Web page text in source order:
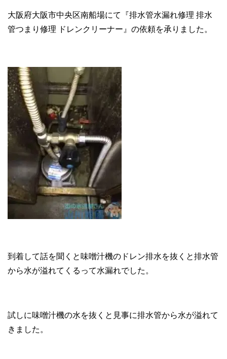
大阪府大阪市中央区南船場にて『排水管水漏れ修理 排水
管つまり修理 ドレンクリーナー』の依頼を承りました。
到着して話を聞くと味噌汁機のドレン排水を抜くと排水管
から水が溢れてくるって水漏れでした。
試しに味噌汁機の水を抜くと見事に排水管から水が溢れて
きました。